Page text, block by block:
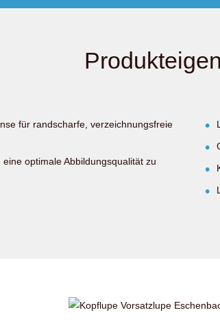
für randscharfe, verzeichnungsfreie
optimale Abbildungsqualität zu